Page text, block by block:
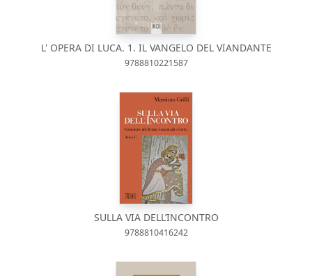
L' OPERA DI LUCA. 1. IL VANGELO DEL VIANDANTE
9788810221587
SULLA VIA DELL’INCONTRO
9788810416242